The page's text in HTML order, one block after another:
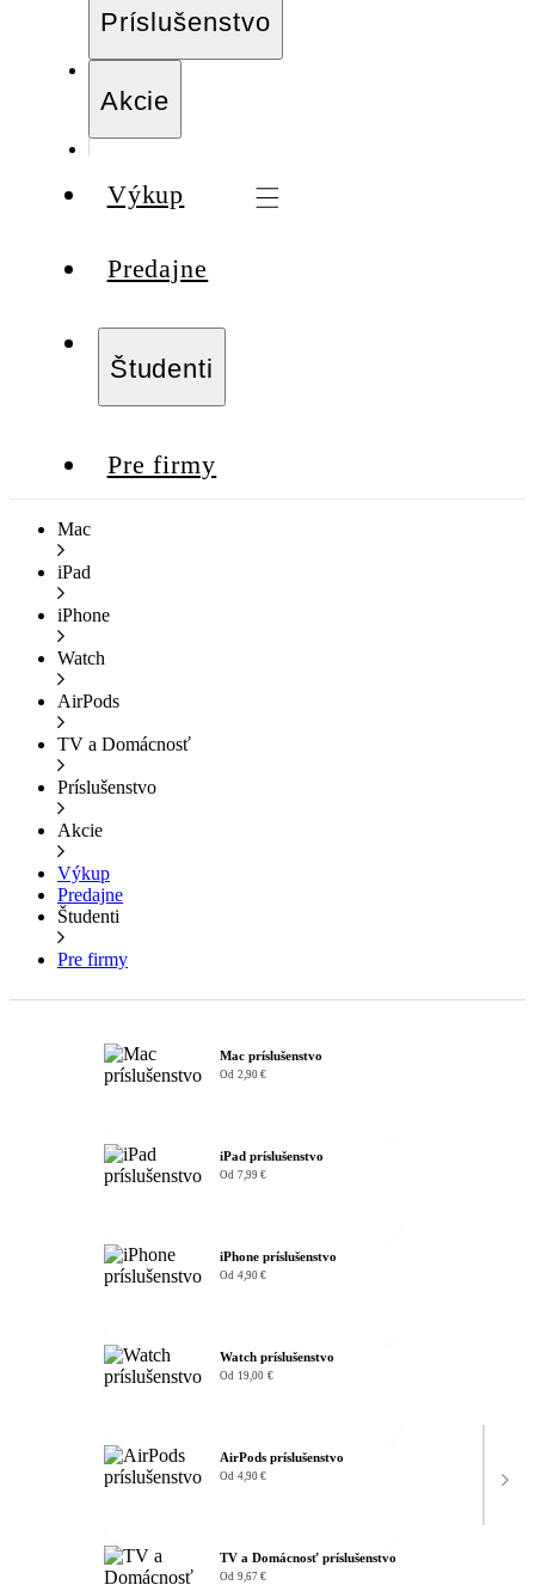
Príslušenstvo
Akcie
Výkup
Predajne
Študenti
Pre firmy
Mac
iPad
iPhone
Watch
AirPods
TV a Domácnosť
Príslušenstvo
Akcie
Výkup
Predajne
Študenti
Pre firmy
Mac príslušenstvo
Od 2,90 €
iPad príslušenstvo
Od 7,99 €
iPhone príslušenstvo
Od 4,90 €
Watch príslušenstvo
Od 19,00 €
AirPods príslušenstvo
Od 4,90 €
TV a Domácnosť príslušenstvo
Od 9,67 €